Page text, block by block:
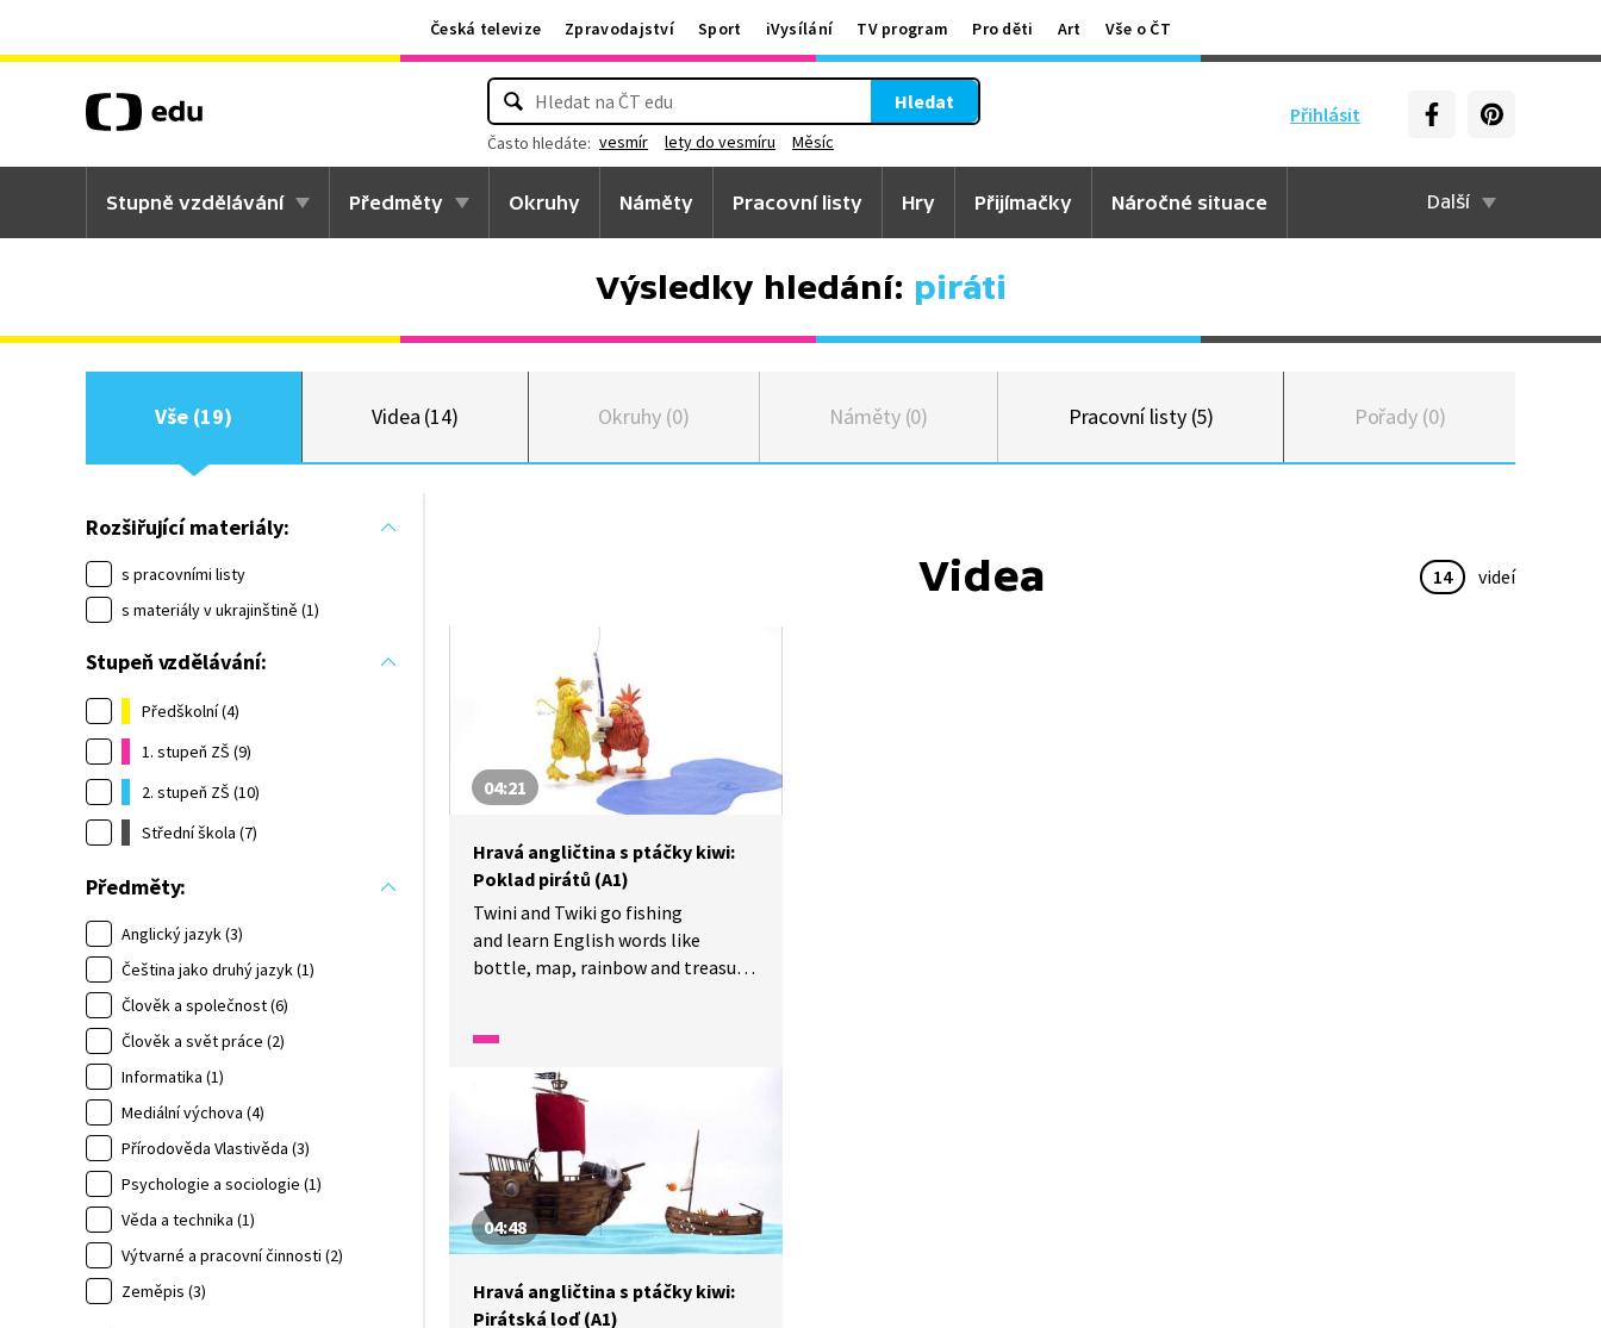
Česká televize Zpravodajství Sport iVysílání TV program Pro děti Art Vše o ČT
Přihlásit
Hledat
Často hledáte: vesmír lety do vesmíru Měsíc
Stupně vzdělávání Předměty Okruhy Náměty Pracovní listy Hry Přijímačky Náročné situace Další
Výsledky hledání: piráti
Vše (19) Videa (14) Okruhy (0) Náměty (0) Pracovní listy (5) Pořady (0)
Rozšiřující materiály:
s pracovními listy
s materiály v ukrajinštině (1)
Stupeň vzdělávání:
Předškolní (4)
1. stupeň ZŠ (9)
2. stupeň ZŠ (10)
Střední škola (7)
Předměty:
Anglický jazyk (3)
Čeština jako druhý jazyk (1)
Člověk a společnost (6)
Člověk a svět práce (2)
Informatika (1)
Mediální výchova (4)
Přírodověda Vlastivěda (3)
Psychologie a sociologie (1)
Věda a technika (1)
Výtvarné a pracovní činnosti (2)
Zeměpis (3)
Videa 14 videí
04:21
Hravá angličtina s ptáčky kiwi:
Poklad pirátů (A1)
Twini and Twiki go fishing
and learn English words like
bottle, map, rainbow and treasure.
a poklad.
04:48
Hravá angličtina s ptáčky kiwi:
Pirátská loď (A1)